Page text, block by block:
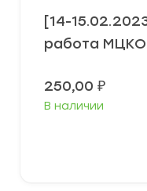
[14-
работа
250,00 ₽
В наличии